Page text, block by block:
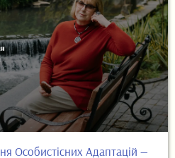
Особистісних Адаптацій —